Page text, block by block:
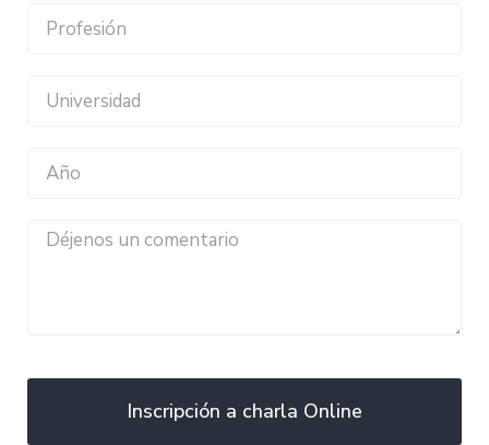
Inscripción a charla Online